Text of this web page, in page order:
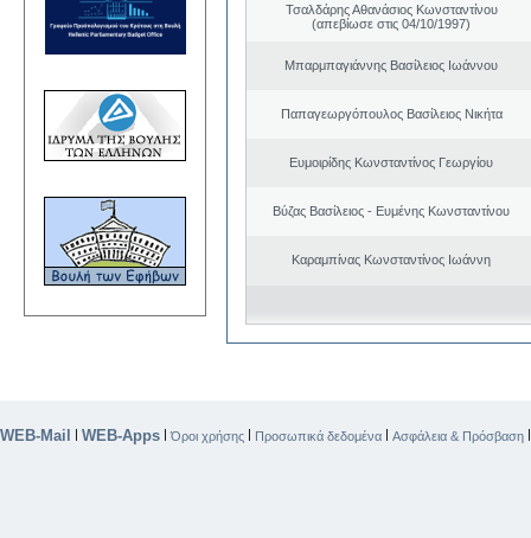
Τσαλδάρης Αθανάσιος Κωνσταντίνου
(απεβίωσε στις 04/10/1997)
Μπαρμπαγιάννης Βασίλειος Ιωάννου
Παπαγεωργόπουλος Βασίλειος Νικήτα
Ευμοιρίδης Κωνσταντίνος Γεωργίου
Βύζας Βασίλειος - Ευμένης Κωνσταντίνου
Καραμπίνας Κωνσταντίνος Ιωάννη
WEB-Mail | WEB-Apps |Όροι χρήσης | Προσωπικά δεδομένα | Ασφάλεια & Πρόσβαση